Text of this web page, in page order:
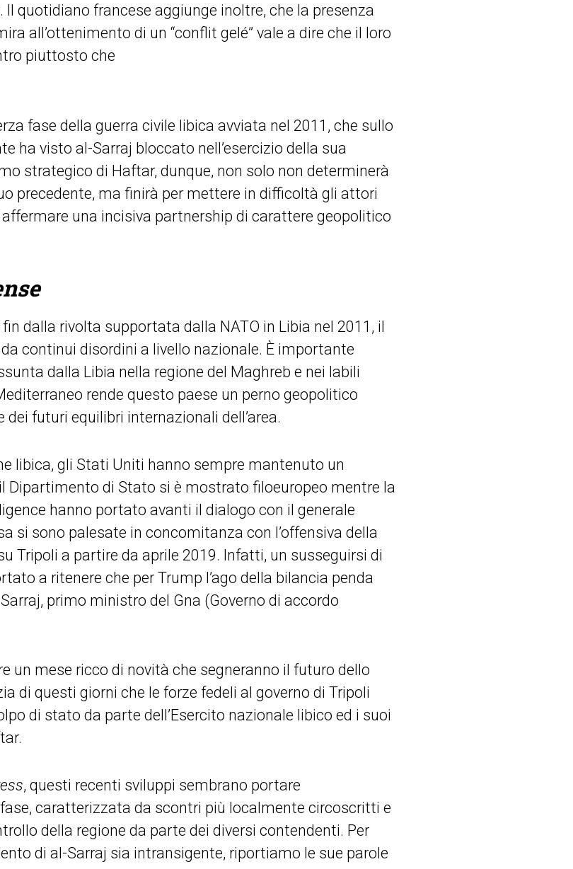
Il quotidiano francese aggiunge inoltre, che la presenza
all’ottenimento di un “conflit gelé” vale a dire che il loro
piuttosto che
fase della guerra civile libica avviata nel 2011, che sullo
ha visto al-Sarraj bloccato nell’esercizio della sua
strategico di Haftar, dunque, non solo non determinerà
precedente, ma finirà per mettere in difficoltà gli attori
una incisiva partnership di carattere geopolitico
dalla rivolta supportata dalla NATO in Libia nel 2011, il
continui disordini a livello nazionale. È importante
dalla Libia nella regione del Maghreb e nei labili
rende questo paese un perno geopolitico
futuri equilibri internazionali dell’area.
libica, gli Stati Uniti hanno sempre mantenuto un
di Stato si è mostrato filoeuropeo mentre la
hanno portato avanti il dialogo con il generale
si sono palesate in concomitanza con l’offensiva della
Tripoli a partire da aprile 2019. Infatti, un susseguirsi di
a ritenere che per Trump l’ago della bilancia penda
primo ministro del Gna (Governo di accordo
un mese ricco di novità che segneranno il futuro dello
di questi giorni che le forze fedeli al governo di Tripoli
di stato da parte dell’Esercito nazionale libico ed i suoi
, questi recenti sviluppi sembrano portare
caratterizzata da scontri più localmente circoscritti e
della regione da parte dei diversi contendenti. Per
di al-Sarraj sia intransigente, riportiamo le sue parole